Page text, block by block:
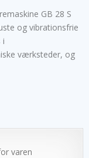
GB 28 S
og vibrationsfrie
i
værksteder, og
varen